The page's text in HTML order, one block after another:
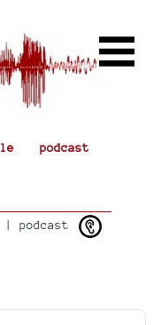
podcast
| podcast